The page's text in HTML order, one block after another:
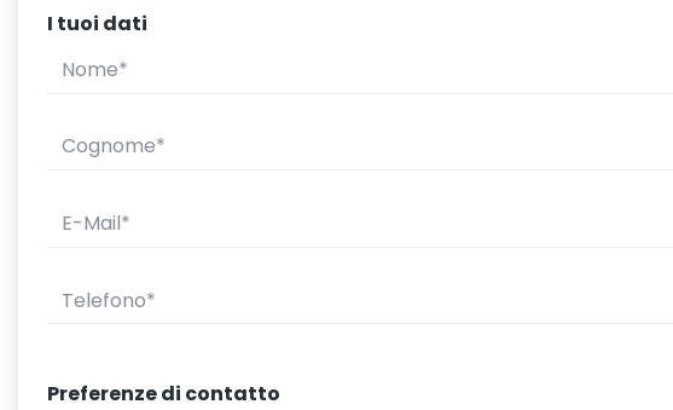
I tuoi dati
Preferenze di contatto